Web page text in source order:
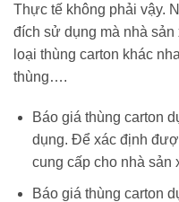
Thực tế không phải vậy.
đích sử dụng mà nhà
loại thùng carton khác
thùng….
Báo giá thùng carton
dụng. Để xác định
cung cấp cho nhà sản
Báo giá thùng carton